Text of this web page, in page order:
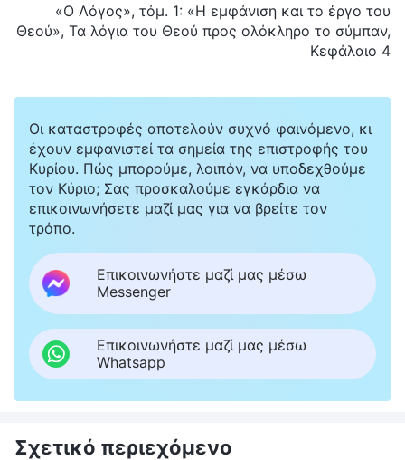
«Ο Λόγος», τόμ. 1: «Η εμφάνιση και το έργο του
Θεού», Τα λόγια του Θεού προς ολόκληρο το σύμπαν,
Κεφάλαιο 4
Οι καταστροφές αποτελούν συχνό φαινόμενο, κι
έχουν εμφανιστεί τα σημεία της επιστροφής του
Κυρίου. Πώς μπορούμε, λοιπόν, να υποδεχθούμε
τον Κύριο; Σας προσκαλούμε εγκάρδια να
επικοινωνήσετε μαζί μας για να βρείτε τον
τρόπο.
Επικοινωνήστε μαζί μας μέσω
Messenger
Επικοινωνήστε μαζί μας μέσω
Whatsapp
Σχετικό περιεχόμενο